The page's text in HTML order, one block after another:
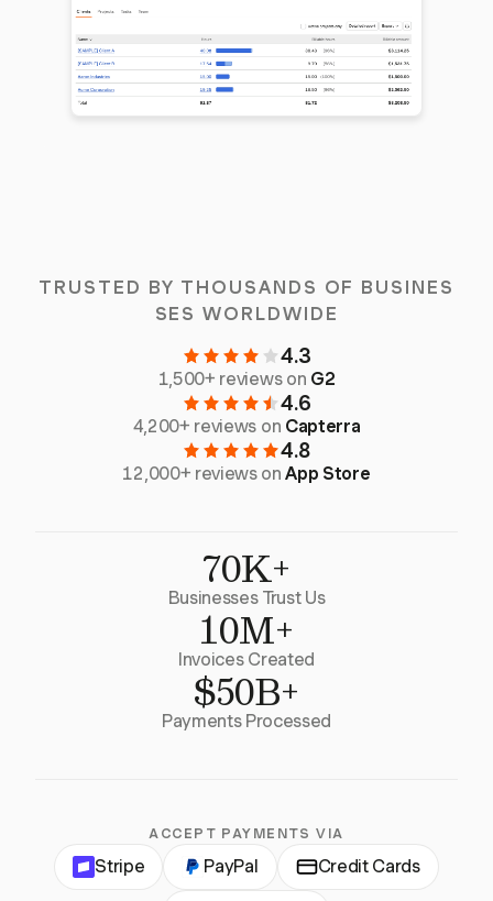
TRUSTED BY THOUSANDS OF BUSINES
SES WORLDWIDE
4.3
1,500+ reviews on G2
4.6
4,200+ reviews on Capterra
4.8
12,000+ reviews onApp Store
70K+
Businesses Trust Us
10M+
Invoices Created
$50B+
Payments Processed
ACCEPT PAYMENTS VIA
Stripe PayPal Credit Cards